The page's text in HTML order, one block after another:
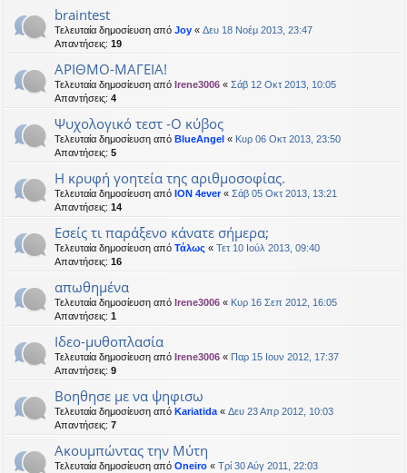
braintest
Τελευταία δημοσίευση από Joy « Δευ 18 Νοέμ 2013, 23:47
Απαντήσεις: 19
ΑΡΙΘΜΟ-ΜΑΓΕΙΑ!
Τελευταία δημοσίευση από Irene3006 « Σάβ 12 Οκτ 2013, 10:05
Απαντήσεις: 4
Ψυχολογικό τεστ -Ο κύβος
Τελευταία δημοσίευση από BlueAngel « Κυρ 06 Οκτ 2013, 23:50
Απαντήσεις: 5
Η κρυφή γοητεία της αριθμοσοφίας.
Τελευταία δημοσίευση από ION 4ever« Σάβ 05 Οκτ 2013, 13:21
Απαντήσεις: 14
Εσείς τι παράξενο κάνατε σήμερα;
Τελευταία δημοσίευση από Τάλως « Τετ 10 Ιούλ 2013, 09:40
Απαντήσεις: 16
απωθημένα
Τελευταία δημοσίευση από Irene3006 « Κυρ 16 Σεπ 2012, 16:05
Απαντήσεις: 1
Ιδεο-μυθοπλασία
Τελευταία δημοσίευση από Irene3006 « Παρ 15 Ιουν 2012, 17:37
Απαντήσεις: 9
Βοηθησε με να ψηφισω
Τελευταία δημοσίευση από Kariatida « Δευ 23 Απρ 2012, 10:03
Απαντήσεις: 7
Ακουμπώντας την Μύτη
Τελευταία δημοσίευση από Oneiro « Τρί 30 Αύγ 2011, 22:03